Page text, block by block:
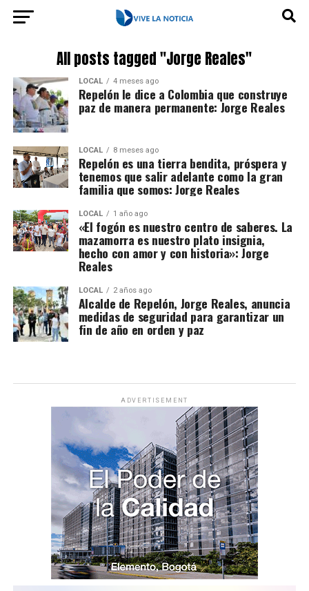
All posts tagged "Jorge Reales"
LOCAL 4 meses ago
Repelón le dice a Colombia que construye
paz de manera permanente: Jorge Reales
LOCAL 8 meses ago
Repelón es una tierra bendita, próspera y
tenemos que salir adelante como la gran
familia que somos: Jorge Reales
LOCAL 1 año ago
«El fogón es nuestro centro de saberes. La
mazamorra es nuestro plato insignia,
hecho con amor y con historia»: Jorge
Reales
LOCAL 2 años ago
Alcalde de Repelón, Jorge Reales, anuncia
medidas de seguridad para garantizar un
fin de año en orden y paz
ADVERTISEMENT